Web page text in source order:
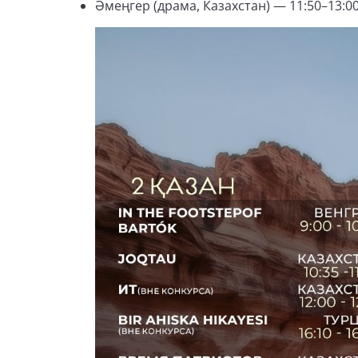
Әмеңгер (драма, Казахстан) —